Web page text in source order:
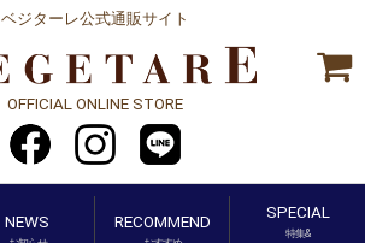
ベジターレ公式通販サイト
OFFICIAL ONLINE STORE
NEWS RECOMMEND
SPECIAL
特集&